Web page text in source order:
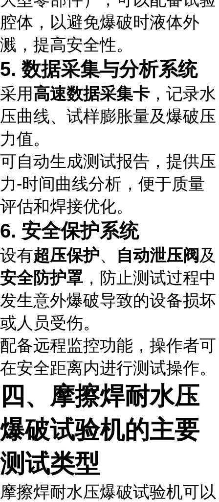
腔体，以避免爆破时液体外
溅，提高安全性。
5. 数据采集与分析系统
采用高速数据采集卡 ，记录水
压曲线、试样膨胀量及爆破压
力值。
可自动生成测试报告，提供压
力-时间曲线分析，便于质量
评估和焊接优化。
6. 安全保护系统
设有超压保护、 自动泄压阀 及
安全防护罩 ，防止测试过程中
发生意外爆破导致的设备损坏
或人员受伤。
配备远程监控功能，操作者可
在安全距离内进行测试操作。
四、摩擦焊耐水压
爆破试验机的主要
测试类型
摩擦焊耐水压爆破试验机可以